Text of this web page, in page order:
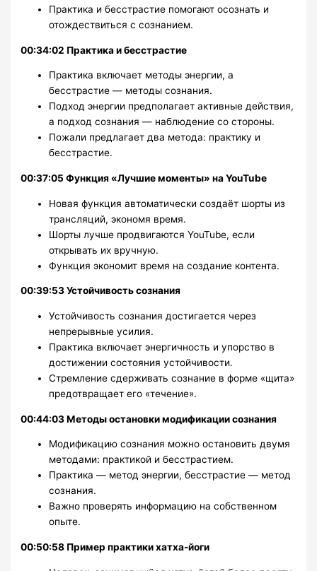
Практика и бесстрастие помогают осознать и
отождествиться с сознанием.
00:34:02 Практика и бесстрастие
Практика включает методы энергии, а
бесстрастие — методы сознания.
Подход энергии предполагает активные действия,
а подход сознания — наблюдение со стороны.
Пожали предлагает два метода: практику и
бесстрастие.
00:37:05 Функция «Лучшие моменты» на YouTube
Новая функция автоматически создаёт шорты из
трансляций, экономя время.
Шорты лучше продвигаются YouTube, если
открывать их вручную.
Функция экономит время на создание контента.
00:39:53 Устойчивость сознания
Устойчивость сознания достигается через
непрерывные усилия.
Практика включает энергичность и упорство в
достижении состояния устойчивости.
Стремление сдерживать сознание в форме «щита»
предотвращает его «течение».
00:44:03 Методы остановки модификации сознания
Модификацию сознания можно остановить двумя
методами: практикой и бесстрастием.
Практика — метод энергии, бесстрастие — метод
сознания.
Важно проверять информацию на собственном
опыте.
00:50:58 Пример практики хатха-йоги